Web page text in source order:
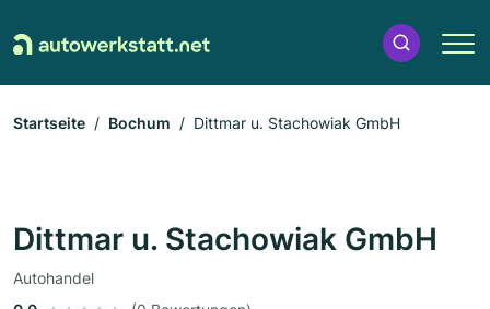
Startseite Bochum Dittmar u. Stachowiak GmbH
Dittmar u. Stachowiak GmbH
Autohandel